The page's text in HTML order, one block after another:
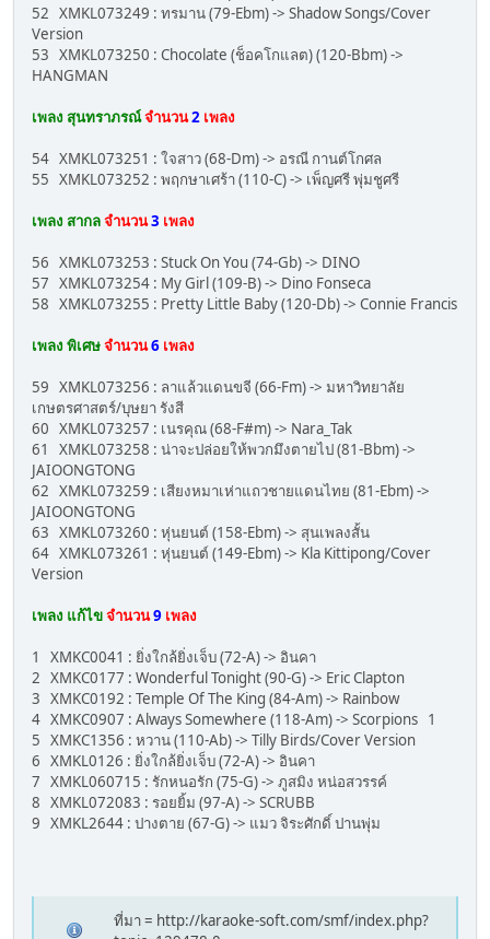
52 XMKL073249 : ทรมาน (79-Ebm) -> Shadow Songs/Cover
Version
53 XMKL073250 : Chocolate (ช็อคโกแลต) (120-Bbm) ->
HANGMAN
เพลง สุนทราภรณ์จำนวน2 เพลง
54 XMKL073251 : ใจสาว (68-Dm) -> อรณี กานต์โกศล
55 XMKL073252 : พฤกษาเศร้า (110-C) -> เพ็ญศรี พุ่มชูศรี
เพลง สากลจำนวน3 เพลง
56 XMKL073253 : Stuck On You (74-Gb) -> DINO
57 XMKL073254 : My Girl (109-B) -> Dino Fonseca
58 XMKL073255 : Pretty Little Baby (120-Db) -> Connie Francis
เพลง พิเศษจำนวน6 เพลง
59 XMKL073256 : ลาแล้วแดนขจี (66-Fm) -> มหาวิทยาลัย
เกษตรศาสตร์/บุษยา รังสี
60 XMKL073257 : เนรคุณ (68-F#m) -> Nara_Tak
61 XMKL073258 : น่าจะปล่อยให้พวกมึงตายไป (81-Bbm) ->
JAIOONGTONG
62 XMKL073259 : เสียงหมาเห่าแถวชายแดนไทย (81-Ebm) ->
JAIOONGTONG
63 XMKL073260 : หุ่นยนต์ (158-Ebm) -> สุนเพลงสั้น
64 XMKL073261 : หุ่นยนต์ (149-Ebm) -> Kla Kittipong/Cover
Version
เพลง แก้ไขจำนวน9 เพลง
1 XMKC0041 : ยิ่งใกล้ยิ่งเจ็บ (72-A) -> อินคา
2 XMKC0177 : Wonderful Tonight (90-G) -> Eric Clapton
3 XMKC0192 : Temple Of The King (84-Am) -> Rainbow
4 XMKC0907 : Always Somewhere (118-Am) -> Scorpions 1
5 XMKC1356 : หวาน (110-Ab) -> Tilly Birds/Cover Version
6 XMKL0126 : ยิ่งใกล้ยิ่งเจ็บ (72-A) -> อินคา
7 XMKL060715 : รักหนอรัก (75-G) -> ภูสมิง หน่อสวรรค์
8 XMKL072083 : รอยยิ้ม (97-A) -> SCRUBB
9 XMKL2644 : ปางตาย (67-G) -> แมว จิระศักดิ์ ปานพุ่ม
ที่มา = http://karaoke-soft.com/smf/index.php?